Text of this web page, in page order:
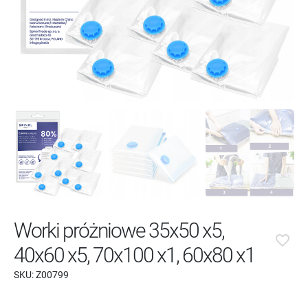
Worki próżniowe 35x50 x5,
40x60 x5, 70x100 x1, 60x80 x1
SKU:Z00799
favorite_border